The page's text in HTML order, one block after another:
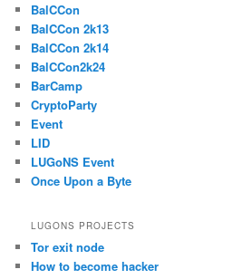
BalCCon
BalCCon 2k13
BalCCon 2k14
BalCCon2k24
BarCamp
CryptoParty
Event
LID
LUGoNS Event
Once Upon a Byte
LUGONS PROJECTS
Tor exit node
How to become hacker